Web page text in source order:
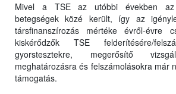
Mivel a TSE az utóbbi években az
betegségek közé került, így az
társfinanszírozás mértéke évről-évre
kiskérődzők TSE felderítésére/
gyorstesztekre, megerősítő
meghatározásra és felszámolásokra már
támogatás.